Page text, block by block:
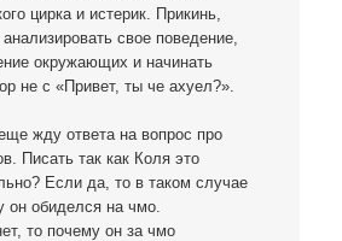
цирка и истерик. Прикинь,
свое поведение,
окружающих и начинать
не с «Привет, ты че ахуел?».
жду ответа на вопрос про
Писать так как Коля это
Если да, то в таком случае
он обиделся на чмо.
то почему он за чмо